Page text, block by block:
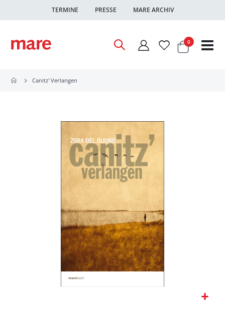
TERMINE PRESSE MARE ARCHIV
Warenkorb
0Artikel
Canitz' Verlangen